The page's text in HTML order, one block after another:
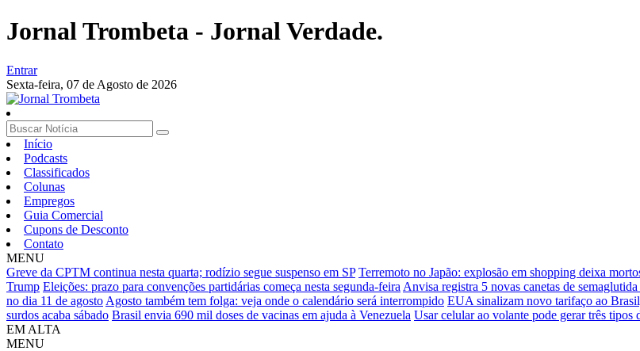
Jornal Trombeta - Jornal Verdade.
Entrar
Sexta-feira, 07 de Agosto de 2026
Início
Podcasts
Classificados
Colunas
Empregos
Guia Comercial
Cupons de Desconto
Contato
MENU
Greve da CPTM continua nesta quarta; rodízio segue suspenso em SP Terremoto no Japão: explosão em shopping deixa
Trump Eleições: prazo para convenções partidárias começa nesta segunda-feira Anvisa registra 5 novas canetas de
no dia 11 de agosto Agosto também tem folga: veja onde o calendário será interrompido EUA sinalizam novo tarifaço ao
surdos acaba sábado Brasil envia 690 mil doses de vacinas em ajuda à Venezuela Usar celular ao volante pode gerar três tipos
EM ALTA
MENU